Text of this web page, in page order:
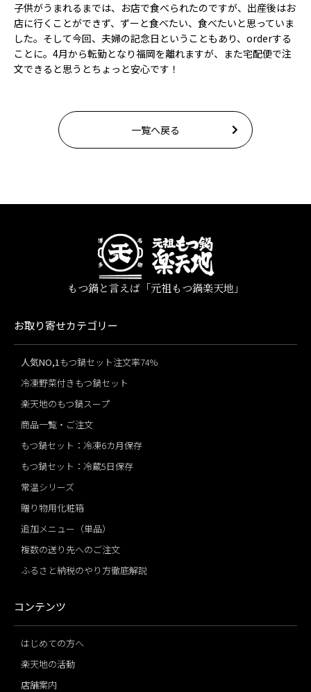
子供がうまれるまでは、お店で食べられたのですが、出産後はお
店に行くことができず、ずーと食べたい、食べたいと思っていま
した。そして今回、夫婦の記念日ということもあり、orderする
ことに。4月から転勤となり福岡を離れますが、また宅配便で注
文できると思うとちょっと安心です！
一覧へ戻る
もつ鍋と言えば「元祖もつ鍋楽天地」
お取り寄せカテゴリー
人気NO,1もつ鍋セット注文率74%
冷凍野菜付きもつ鍋セット
楽天地のもつ鍋スープ
商品一覧・ご注文
もつ鍋セット：冷凍6カ月保存
もつ鍋セット：冷蔵5日保存
常温シリーズ
贈り物用化粧箱
追加メニュー（単品）
複数の送り先へのご注文
ふるさと納税のやり方徹底解説
コンテンツ
はじめての方へ
楽天地の活動
店舗案内